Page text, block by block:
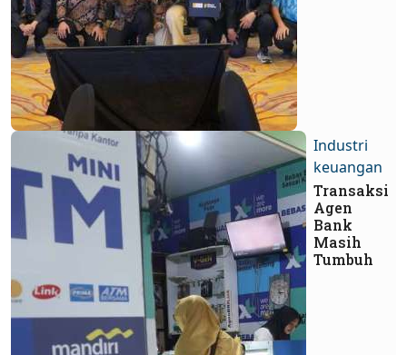
Industri
keuangan
Transaksi
Agen
Bank
Masih
Tumbuh